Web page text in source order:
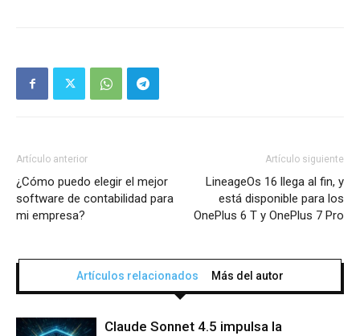
Artículo anterior
¿Cómo puedo elegir el mejor
software de contabilidad para
mi empresa?
Artículo siguiente
LineageOs 16 llega al fin, y
está disponible para los
OnePlus 6 T y OnePlus 7 Pro
Artículos relacionados Más del autor
Claude Sonnet 4.5 impulsa la